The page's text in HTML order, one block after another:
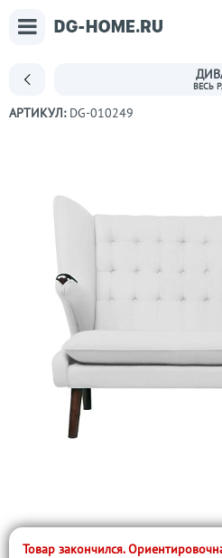
АРТИКУЛ: DG-010249
Товар закончился.